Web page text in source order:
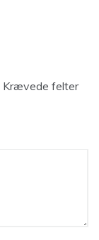
Krævede felter